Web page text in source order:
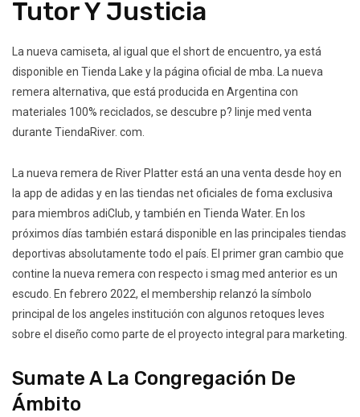
Tutor Y Justicia
La nueva camiseta, al igual que el short de encuentro, ya está
disponible en Tienda Lake y la página oficial de mba. La nueva
remera alternativa, que está producida en Argentina con
materiales 100% reciclados, se descubre p? linje med venta
durante TiendaRiver. com.
La nueva remera de River Platter está an una venta desde hoy en
la app de adidas y en las tiendas net oficiales de foma exclusiva
para miembros adiClub, y también en Tienda Water. En los
próximos días también estará disponible en las principales tiendas
deportivas absolutamente todo el país. El primer gran cambio que
contine la nueva remera con respecto i smag med anterior es un
escudo. En febrero 2022, el membership relanzó la símbolo
principal de los angeles institución con algunos retoques leves
sobre el diseño como parte de el proyecto integral para marketing.
Sumate A La Congregación De
Ámbito